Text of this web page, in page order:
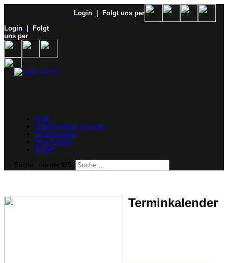
Login
| Folgt uns per
Login
| Folgt
uns per
SVW
Ergebnisdienst & Portal
Schachjugend
Verein finden
E-Mail
Terminkalender